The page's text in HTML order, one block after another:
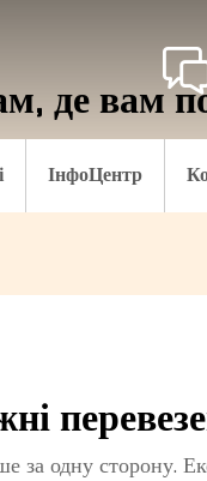
ІнфоЦентр
де вам
— беремо на
за одну сторону.